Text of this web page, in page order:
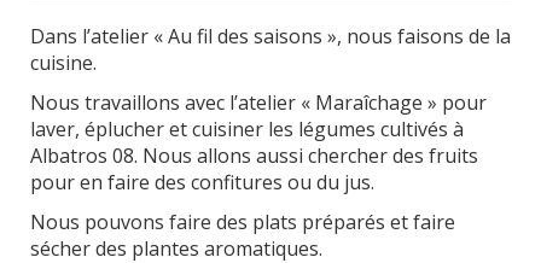
Dans l’atelier « Au fil des saisons », nous faisons de la
cuisine.
Nous travaillons avec l’atelier « Maraîchage » pour
laver, éplucher et cuisiner les légumes cultivés à
Albatros 08. Nous allons aussi chercher des fruits
pour en faire des confitures ou du jus.
Nous pouvons faire des plats préparés et faire
sécher des plantes aromatiques.